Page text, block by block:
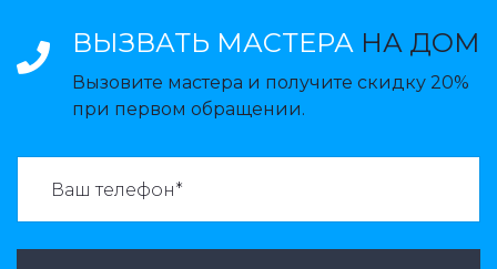
ВЫЗВАТЬ МАСТЕРА НА ДОМ
Вызовите мастера и получите скидку 20%
при первом обращении.